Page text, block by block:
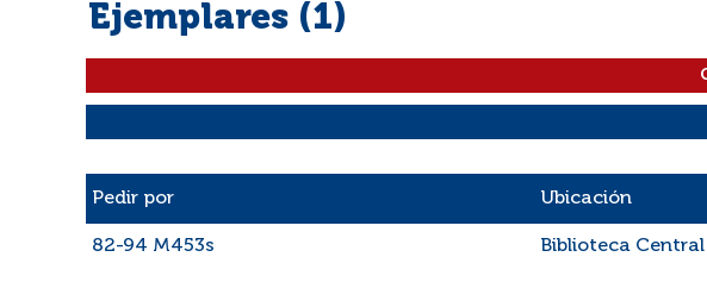
Ejemplares (1)
Pedir por Ubicación
82-94 M453s Biblioteca Central